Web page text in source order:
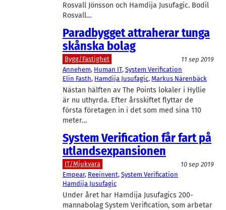
Rosvall Jönsson och Hamdija Jusufagic. Bodil
Rosvall…
Paradbygget attraherar tunga
skånska bolag
Bygg/Fastighet
11 sep 2019
Annehem, Human IT, System Verification
Elin Fasth, Hamdija Jusufagic, Markus Närenbäck
Nästan hälften av The Points lokaler i Hyllie
är nu uthyrda. Efter årsskiftet flyttar de
första företagen in i det som med sina 110
meter…
System Verification får fart på
utlandsexpansionen
IT/Mjukvara
10 sep 2019
Empear, Reeinvent, System Verification
Hamdija Jusufagic
Under året har Hamdija Jusufagics 200-
mannabolag System Verification, som arbetar